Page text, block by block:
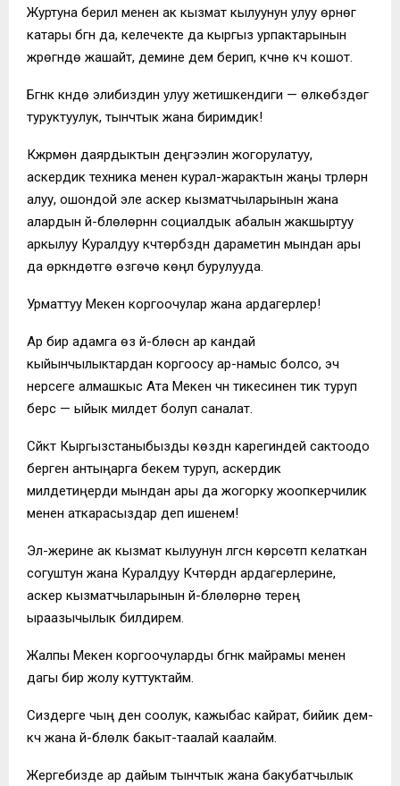
Журтуна берилүү менен ак кызмат кылуунун улуу өрнөгү
катары бүгүн да, келечекте да кыргыз урпактарынын
жүрөгүндө жашайт, демине дем берип, күчүнө күч кошот.
Бүгүнкү күндө элибиздин улуу жетишкендиги — өлкөбүздөгү
туруктуулук, тынчтык жана биримдик!
Күжүрмөн даярдыктын деңгээлин жогорулатуу,
аскердик техника менен курал-жарактын жаңы түрлөрүн
алуу, ошондой эле аскер кызматчыларынын жана
алардын үй-бүлөлөрүнүн социалдык абалын жакшыртуу
аркылуу Куралдуу күчтөрүбүздүн дараметин мындан ары
да өркүндөтүүгө өзгөчө көңүл бурулууда.
Урматтуу Мекен коргоочулар жана ардагерлер!
Ар бир адамга өз үй-бүлөсүн ар кандай
кыйынчылыктардан коргоосу ар-намыс болсо, эч
нерсеге алмашкыс Ата Мекен үчүн тикесинен тик туруп
берүүсү — ыйык милдет болуп саналат.
Сүйүктүү Кыргызстаныбызды көздүн карегиндей сактоодо
берген антыңарга бекем туруп, аскердик
милдетиңерди мындан ары да жогорку жоопкерчилик
менен аткарасыздар деп ишенем!
Эл-жерине ак кызмат кылуунун үлгүсүн көрсөтүп келаткан
согуштун жана Куралдуу Күчтөрдүн ардагерлерине,
аскер кызматчыларынын үй-бүлөлөрүнө терең
ыраазычылык билдирем.
Жалпы Мекен коргоочуларды бүгүнкү майрамы менен
дагы бир жолу куттуктайм.
Сиздерге чың ден соолук, кажыбас кайрат, бийик дем-
күч жана үй-бүлөлүк бакыт-таалай каалайм.
Жергебизде ар дайым тынчтык жана бакубатчылык